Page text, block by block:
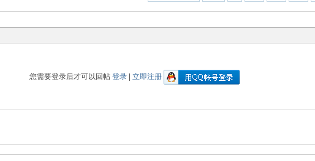
您需要登录后才可以回帖 登录| 立即注册